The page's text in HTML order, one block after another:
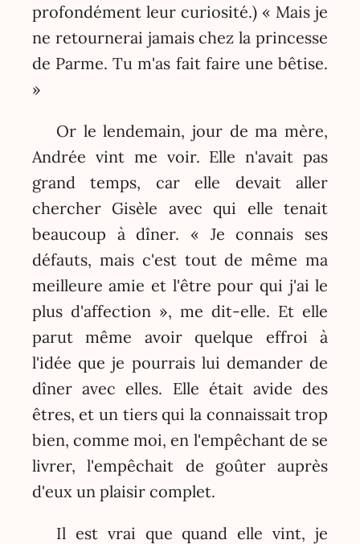
profondément leur curiosité.) « Mais je
ne retournerai jamais chez la princesse
de Parme. Tu m'as fait faire une bêtise.
»
Or le lendemain, jour de ma mère,
Andrée vint me voir. Elle n'avait pas
grand temps, car elle devait aller
chercher Gisèle avec qui elle tenait
beaucoup à dîner. « Je connais ses
défauts, mais c'est tout de même ma
meilleure amie et l'être pour qui j'ai le
plus d'affection », me dit-elle. Et elle
parut même avoir quelque effroi à
l'idée que je pourrais lui demander de
dîner avec elles. Elle était avide des
êtres, et un tiers qui la connaissait trop
bien, comme moi, en l'empêchant de se
livrer, l'empêchait de goûter auprès
d'eux un plaisir complet.
Il est vrai que quand elle vint, je